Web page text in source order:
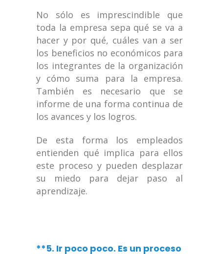
No sólo es imprescindible que
toda la empresa sepa qué se va a
hacer y por qué, cuáles van a ser
los beneficios no económicos para
los integrantes de la organización
y cómo suma para la empresa.
También es necesario que se
informe de una forma continua de
los avances y los logros.
De esta forma los empleados
entienden qué implica para ellos
este proceso y pueden desplazar
su miedo para dejar paso al
aprendizaje.
**5. Ir poco poco. Es un proceso